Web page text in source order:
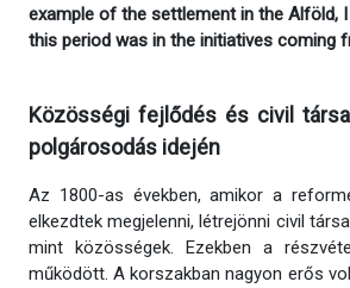
example of the settlement in the Alföld,
this period was in the initiatives coming
Közösségi fejlődés és civil
polgárosodás idején
Az 1800-as években, amikor a
elkezdtek megjelenni, létrejönni civil
mint közösségek. Ezekben a
működött. A korszakban nagyon erős